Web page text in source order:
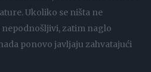
Ukoliko se ništa ne
zatim naglo
ponovo javljaju zahvatajući